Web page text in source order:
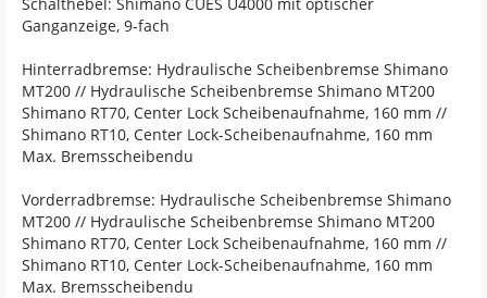
Ganganzeige, 9-fach
Hinterradbremse: Hydraulische Scheibenbremse Shimano
MT200 // Hydraulische Scheibenbremse Shimano MT200
Shimano RT70, Center Lock Scheibenaufnahme, 160 mm //
Shimano RT10, Center Lock-Scheibenaufnahme, 160 mm
Max. Bremsscheibendu
Vorderradbremse: Hydraulische Scheibenbremse Shimano
MT200 // Hydraulische Scheibenbremse Shimano MT200
Shimano RT70, Center Lock Scheibenaufnahme, 160 mm //
Shimano RT10, Center Lock-Scheibenaufnahme, 160 mm
Max. Bremsscheibendu